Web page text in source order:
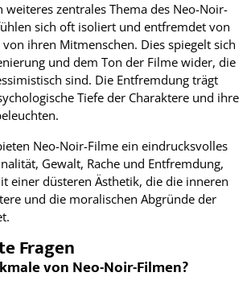
zentrales Thema des Neo-Noir-
sich oft isoliert und entfremdet von
ihren Mitmenschen. Dies spiegelt sich
und dem Ton der Filme wider, die
sind. Die Entfremdung trägt
Tiefe der Charaktere und ihre
Neo-Noir-Filme ein eindrucksvolles
Gewalt, Rache und Entfremdung,
einer düsteren Ästhetik, die die inneren
und die moralischen Abgründe der
Fragen
von Neo-Noir-Filmen?